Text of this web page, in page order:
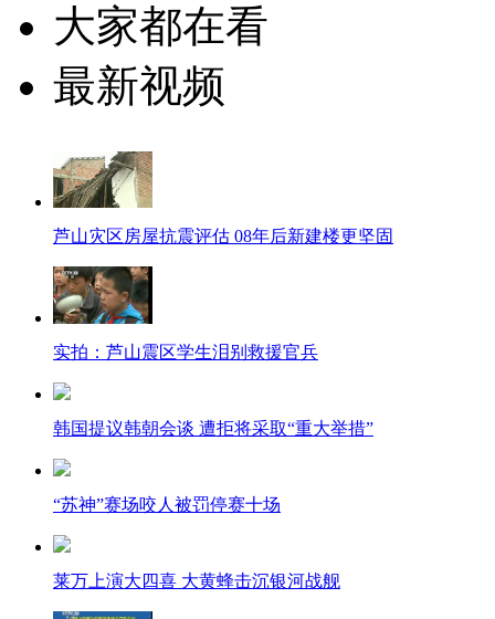
大家都在看
最新视频
芦山灾区房屋抗震评估 08年后新建楼更坚固
实拍：芦山震区学生泪别救援官兵
韩国提议韩朝会谈 遭拒将采取“重大举措”
“苏神”赛场咬人被罚停赛十场
莱万上演大四喜 大黄蜂击沉银河战舰